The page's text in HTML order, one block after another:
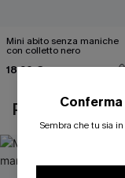
Mini abito senza maniche
con colletto nero
18,90 €
POTREBBE
Sembra che tu sia in